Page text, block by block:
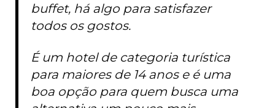
buffet, há algo para satisfazer
todos os gostos.
É um hotel de categoria turística
para maiores de 14 anos e é uma
boa opção para quem busca uma